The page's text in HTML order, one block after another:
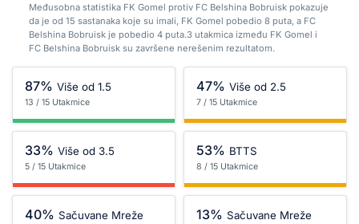
Međusobna statistika FK Gomel protiv FC Belshina Bobruisk pokazuje
da je od 15 sastanaka koje su imali, FK Gomel pobedio 8 puta, a FC
Belshina Bobruisk je pobedio 4 puta.3 utakmica između FK Gomel i
FC Belshina Bobruisk su završene nerešenim rezultatom.
87% Više od 1.5
13 / 15 Utakmice
47% Više od 2.5
7 / 15 Utakmice
33% Više od 3.5
5 / 15 Utakmice
53% BTTS
8 / 15 Utakmice
40% Sačuvane Mreže 13% Sačuvane Mreže